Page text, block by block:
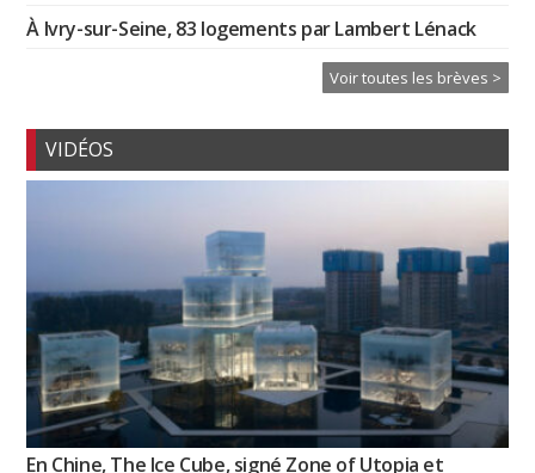
À Ivry-sur-Seine, 83 logements par Lambert Lénack
Voir toutes les brèves >
VIDÉOS
En Chine, The Ice Cube, signé Zone of Utopia et